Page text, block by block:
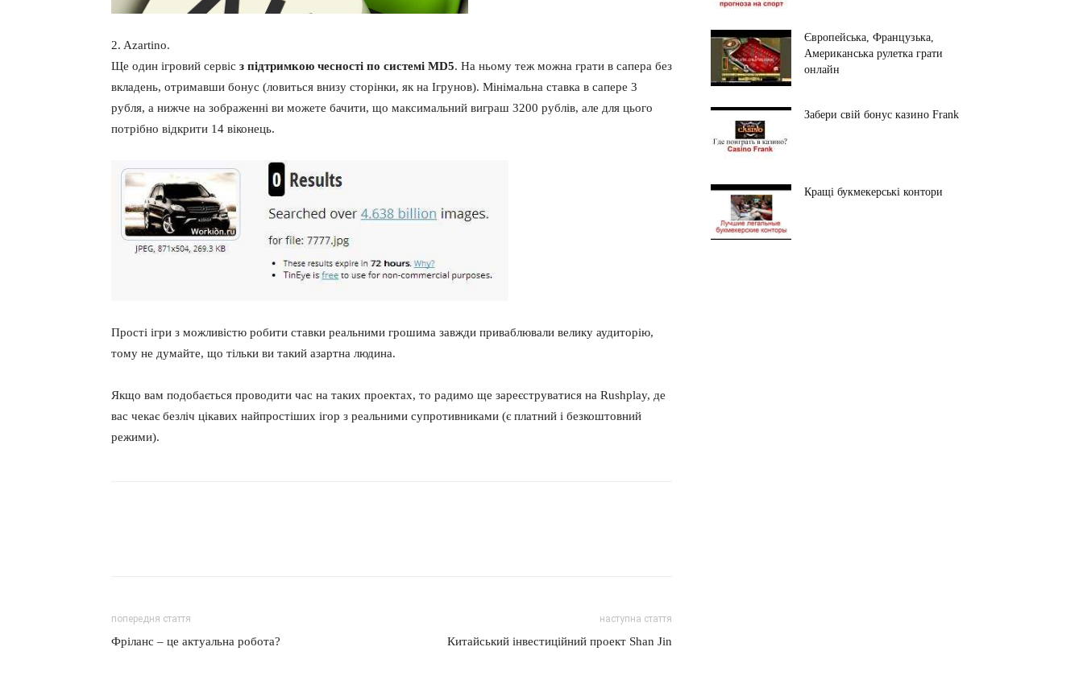
2. Azartino.
Ще один ігровий сервіс з підтримкою чесності по системі MD5. На ньому теж можна грати в сапера без
вкладень, отримавши бонус (ловиться внизу сторінки, як на Ігрунов). Мінімальна ставка в сапере 3
рубля, а нижче на зображенні ви можете бачити, що максимальний виграш 3200 рублів, але для цього
потрібно відкрити 14 віконець.
Прості ігри з можливістю робити ставки реальними грошима завжди приваблювали велику аудиторію,
тому не думайте, що тільки ви такий азартна людина.
Якщо вам подобається проводити час на таких проектах, то радимо ще зареєструватися на Rushplay, де
вас чекає безліч цікавих найпростіших ігор з реальними супротивниками (є платний і безкоштовний
режими).
попередня стаття
Фріланс – це актуальна робота?
наступна стаття
Китайський інвестиційний проект Shan Jin
Європейська, Французька,
Американська рулетка грати
онлайн
Забери свій бонус казино Frank
Кращі букмекерські контори